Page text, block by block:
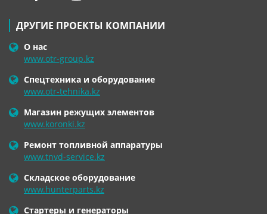
ДРУГИЕ ПРОЕКТЫ КОМПАНИИ
О нас
www.otr-group.kz
Спецтехника и оборудование
www.otr-tehnika.kz
Магазин режущих элементов
www.koronki.kz
Ремонт топливной аппаратуры
www.tnvd-service.kz
Складское оборудование
www.hunterparts.kz
Стартеры и генераторы